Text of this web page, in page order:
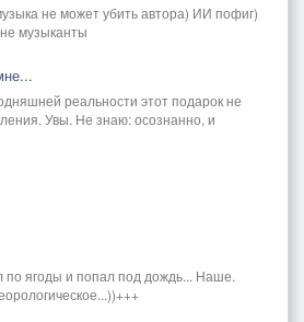
не может убить автора) ИИ пофиг)
музыканты
реальности этот подарок не
Увы. Не знаю: осознанно, и
ягоды и попал под дождь... Наше.